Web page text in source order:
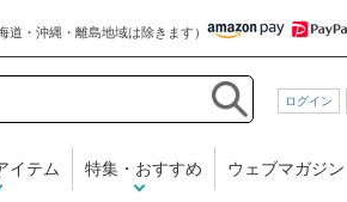
ログイン
イテム 特集・おすすめ ウェブマガジン